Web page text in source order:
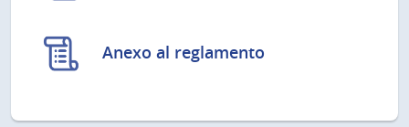
Anexo al reglamento